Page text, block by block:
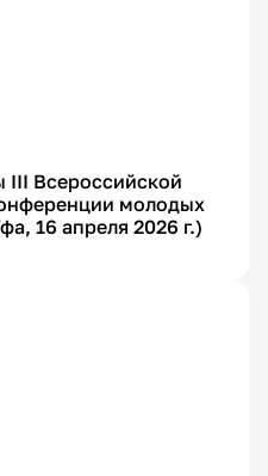
III Всероссийской
молодых
16 апреля 2026 г.)